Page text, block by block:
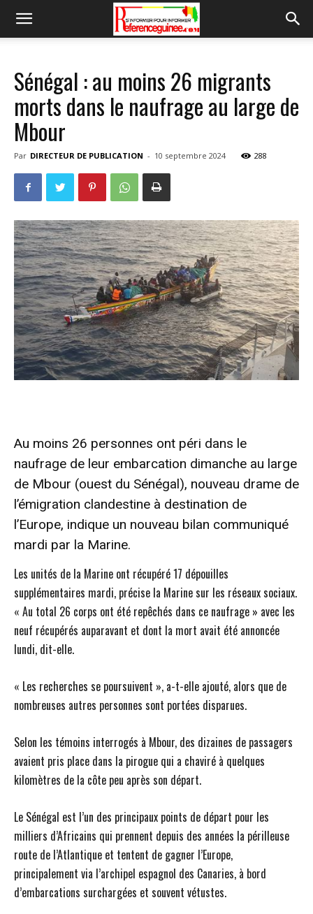
Sénégal : au moins 26 migrants
morts dans le naufrage au large de
Mbour
Par DIRECTEUR DE PUBLICATION - 10 septembre 2024 288
Au moins 26 personnes ont péri dans le
naufrage de leur embarcation dimanche au large
de Mbour (ouest du Sénégal), nouveau drame de
l’émigration clandestine à destination de
l’Europe, indique un nouveau bilan communiqué
mardi par la Marine.
Les unités de la Marine ont récupéré 17 dépouilles
supplémentaires mardi, précise la Marine sur les réseaux sociaux.
« Au total 26 corps ont été repêchés dans ce naufrage » avec les
neuf récupérés auparavant et dont la mort avait été annoncée
lundi, dit-elle.
« Les recherches se poursuivent », a-t-elle ajouté, alors que de
nombreuses autres personnes sont portées disparues.
Selon les témoins interrogés à Mbour, des dizaines de passagers
avaient pris place dans la pirogue qui a chaviré à quelques
kilomètres de la côte peu après son départ.
Le Sénégal est l’un des principaux points de départ pour les
milliers d’Africains qui prennent depuis des années la périlleuse
route de l’Atlantique et tentent de gagner l’Europe,
principalement via l’archipel espagnol des Canaries, à bord
d’embarcations surchargées et souvent vétustes.